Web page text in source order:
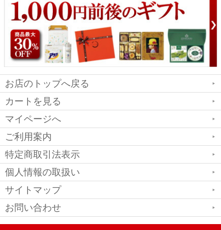
お店のトップへ戻る
カートを見る
マイページへ
ご利用案内
特定商取引法表示
個人情報の取扱い
サイトマップ
お問い合わせ